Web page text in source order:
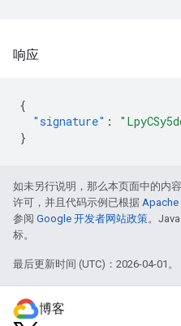
响应
{
"signature" :
}
如未另行说明，那么本页面中的内
许可，并且代码示例已根据 Apache
参阅 Google 开发者网站政策。
标。
最后更新时间 (UTC)：2026-04-01。
博客